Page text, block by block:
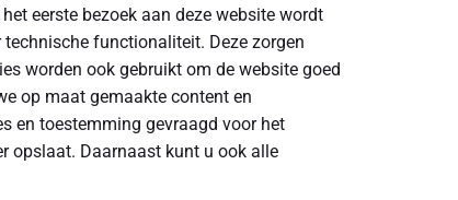
eerste bezoek aan deze website wordt
functionaliteit. Deze zorgen
worden ook gebruikt om de website goed
op maat gemaakte content en
en toestemming gevraagd voor het
opslaat. Daarnaast kunt u ook alle